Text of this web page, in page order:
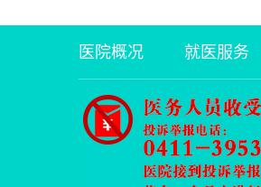
医院概况 就医服务